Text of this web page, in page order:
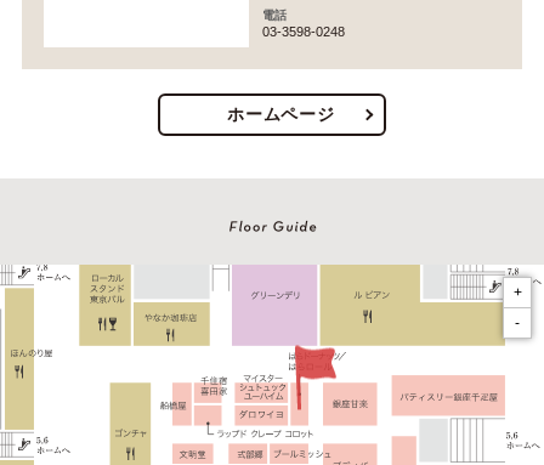
電話
03-3598-0248
ホームページ
+
-